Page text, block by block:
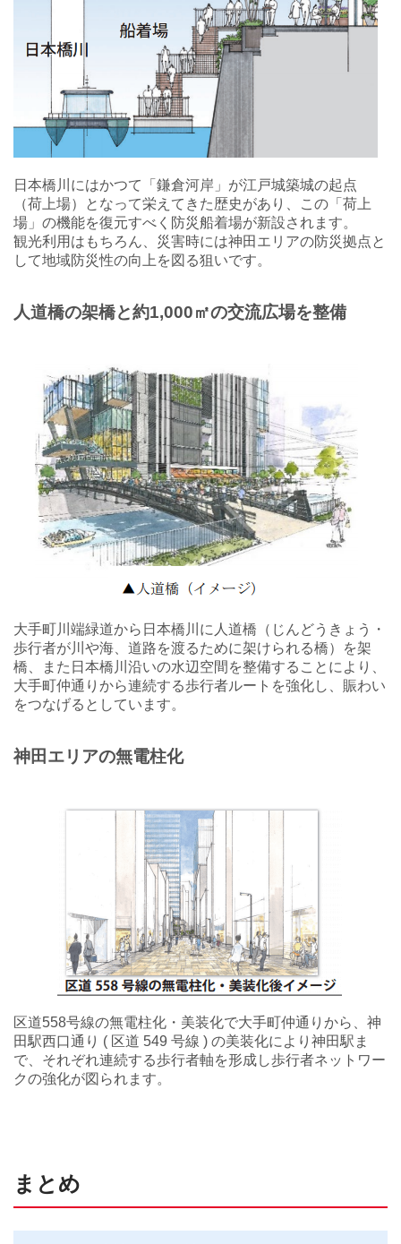
日本橋川にはかつて「鎌倉河岸」が江戸城築城の起点
（荷上場）となって栄えてきた歴史があり、この「荷上
場」の機能を復元すべく防災船着場が新設されます。
観光利用はもちろん、災害時には神田エリアの防災拠点と
して地域防災性の向上を図る狙いです。
人道橋の架橋と約1,000㎡の交流広場を整備
大手町川端緑道から日本橋川に人道橋（じんどうきょう・
歩行者が川や海、道路を渡るために架けられる橋）を架
橋、また日本橋川沿いの水辺空間を整備することにより、
大手町仲通りから連続する歩行者ルートを強化し、賑わい
をつなげるとしています。
神田エリアの無電柱化
区道558号線の無電柱化・美装化で大手町仲通りから、神
田駅西口通り ( 区道 549 号線 ) の美装化により神田駅ま
で、それぞれ連続する歩行者軸を形成し歩行者ネットワー
クの強化が図られます。
まとめ